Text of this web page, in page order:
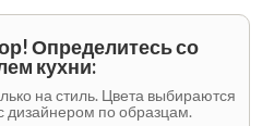
Определитесь со
кухни:
на стиль. Цвета выбираются
дизайнером по образцам.